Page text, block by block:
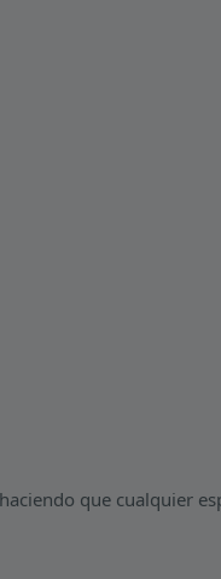
que cualquier